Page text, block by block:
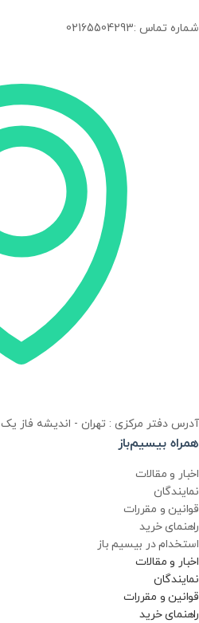
شماره تماس :02165504293
آدرس دفتر مرکزی : تهران - اندیشه فاز یک
همراه بیسیم‌باز
اخبار و مقالات
نمایندگان
قوانین و مقررات
راهنمای خرید
استخدام در بیسیم باز
اخبار و مقالات
نمایندگان
قوانین و مقررات
راهنمای خرید